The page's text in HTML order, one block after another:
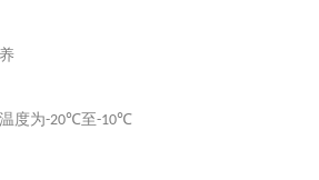
度为-20℃至-10℃